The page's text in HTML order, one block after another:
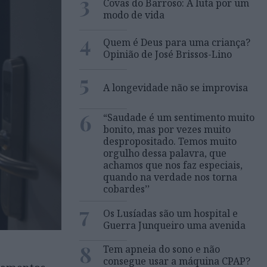
Covas do Barroso: A luta por um
modo de vida
4
Quem é Deus para uma criança?
Opinião de José Brissos-Lino
5 A longevidade não se improvisa
6
“Saudade é um sentimento muito
bonito, mas por vezes muito
despropositado. Temos muito
orgulho dessa palavra, que
achamos que nos faz especiais,
quando na verdade nos torna
cobardes’’
7
Os Lusíadas são um hospital e
Guerra Junqueiro uma avenida
8
Tem apneia do sono e não
consegue usar a máquina CPAP?